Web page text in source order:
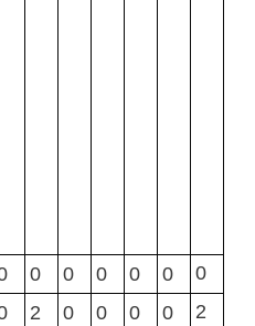
0 0 0 0 0 0
2 0 0 0 0 2